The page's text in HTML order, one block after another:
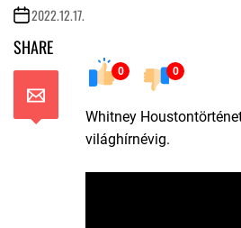
2022.12.17.
SHARE
0 0
Whitney
világhírnévig.